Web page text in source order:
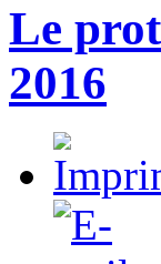
Le
2016